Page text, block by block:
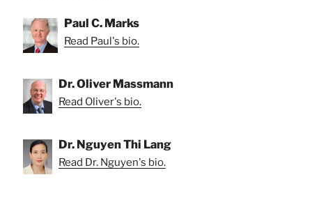
Paul C. Marks
Read Paul's bio.
Dr. Oliver Massmann
Read Oliver's bio.
Dr. Nguyen Thi Lang
Read Dr. Nguyen's bio.